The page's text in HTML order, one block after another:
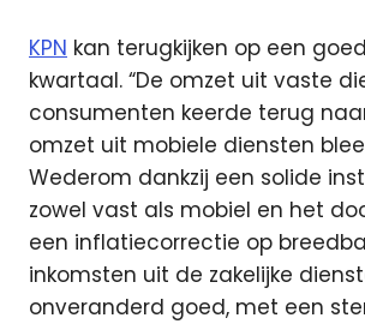
KPN kan terugkijken op een
kwartaal. “De omzet uit vaste
consumenten keerde terug
omzet uit mobiele diensten
Wederom dankzij een solide
zowel vast als mobiel en het
een inflatiecorrectie op
inkomsten uit de zakelijke
onveranderd goed, met een